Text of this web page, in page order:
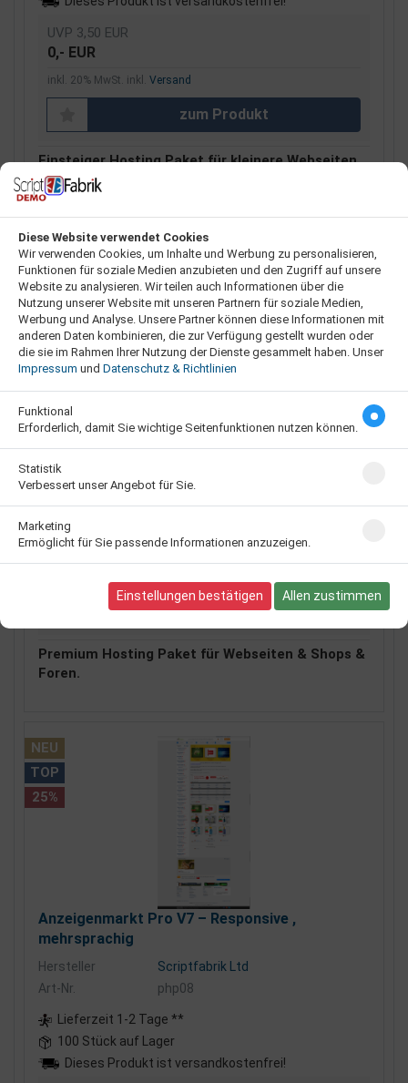
Diese Website verwendet Cookies
Wir verwenden Cookies, um Inhalte und Werbung zu personalisieren,
Funktionen für soziale Medien anzubieten und den Zugriff auf unsere
Website zu analysieren. Wir teilen auch Informationen über die
Nutzung unserer Website mit unseren Partnern für soziale Medien,
Werbung und Analyse. Unsere Partner können diese Informationen mit
anderen Daten kombinieren, die zur Verfügung gestellt wurden oder
die sie im Rahmen Ihrer Nutzung der Dienste gesammelt haben. Unser
Impressum und Datenschutz & Richtlinien
Funktional
Erforderlich, damit Sie wichtige Seitenfunktionen nutzen können.
Statistik
Verbessert unser Angebot für Sie.
Marketing
Ermöglicht für Sie passende Informationen anzuzeigen.
Einstellungen bestätigen Allen zustimmen
UVP 3,50 EUR
0,- EUR
inkl. 20% MwSt. inkl. Versand
zum Produkt
Einsteiger Hosting Paket für kleinere Webseiten
& Shops.
NEU
Hosting Paket Start
Hersteller
Lieferzeit 1-2 Tage **
100 Stück auf Lager
UVP 9,- EUR
7,99 EUR
Warenkorb
Premium Hosting Paket für Webseiten & Shops &
Foren.
NEU
TOP
25%
Anzeigenmarkt Pro V7 – Responsive ,
mehrsprachig
Hersteller
Scriptfabrik Ltd
Art-Nr.
php08
Lieferzeit 1-2 Tage **
100 Stück auf Lager
Dieses Produkt ist versandkostenfrei!